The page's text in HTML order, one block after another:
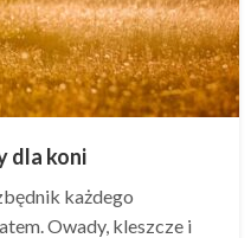
dla koni
każdego
Owady, kleszcze i